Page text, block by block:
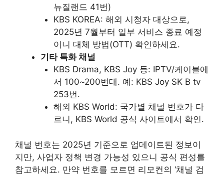
뉴질랜드 41번)
KBS KOREA: 해외 시청자 대상으로,
2025년 7월부터 일부 서비스 종료 예정
이니 대체 방법(OTT) 확인하세요.
기타 특화 채널
KBS Drama, KBS Joy 등: IPTV/케이블에
서 100~200번대. 예: KBS Joy SK B tv
253번.
해외 KBS World: 국가별 채널 번호가 다
르니, KBS World 공식 사이트에서 확인.
채널 번호는 2025년 기준으로 업데이트된 정보이
지만, 사업자 정책 변경 가능성 있으니 공식 편성를
참고하세요. 만약 번호를 모르면 리모컨의 ‘채널 검